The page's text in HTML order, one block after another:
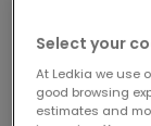
obecność
atrakcyjność
szczerości.
Select your
At Ledkia we use
good browsing
estimates and